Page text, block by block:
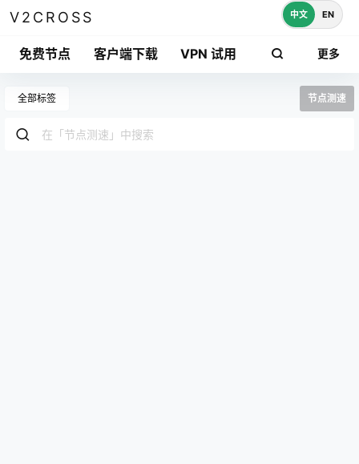
V2CROSS
免费节点 客户端下载 VPN 试用 更多
中文 EN
全部标签 节点测速